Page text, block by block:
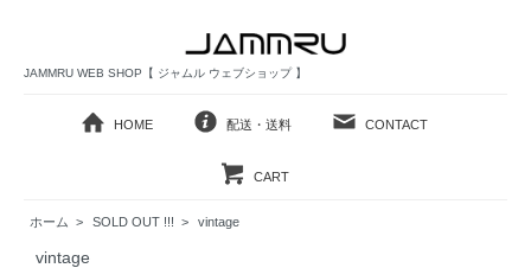
JAMMRU WEB SHOP【 ジャムル ウェブショップ 】
HOME 配送・送料 CONTACT
CART
ホーム > SOLD OUT !!! > vintage
vintage